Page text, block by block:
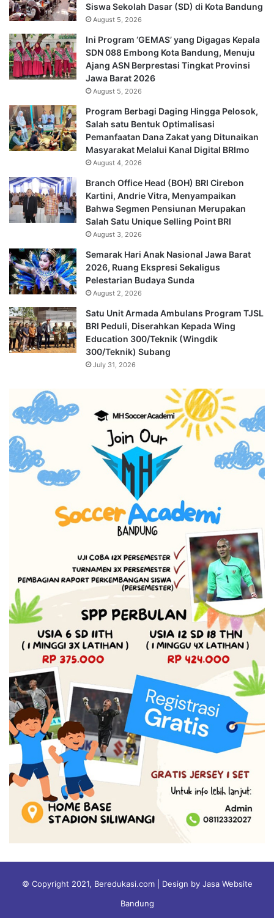
Siswa Sekolah Dasar (SD) di Kota Bandung
August 5, 2026
Ini Program ‘GEMAS’ yang Digagas Kepala
SDN 088 Embong Kota Bandung, Menuju
Ajang ASN Berprestasi Tingkat Provinsi
Jawa Barat 2026
August 5, 2026
Program Berbagi Daging Hingga Pelosok,
Salah satu Bentuk Optimalisasi
Pemanfaatan Dana Zakat yang Ditunaikan
Masyarakat Melalui Kanal Digital BRImo
August 4, 2026
Branch Office Head (BOH) BRI Cirebon
Kartini, Andrie Vitra, Menyampaikan
Bahwa Segmen Pensiunan Merupakan
Salah Satu Unique Selling Point BRI
August 3, 2026
Semarak Hari Anak Nasional Jawa Barat
2026, Ruang Ekspresi Sekaligus
Pelestarian Budaya Sunda
August 2, 2026
Satu Unit Armada Ambulans Program TJSL
BRI Peduli, Diserahkan Kepada Wing
Education 300/Teknik (Wingdik
300/Teknik) Subang
July 31, 2026
© Copyright 2021, Beredukasi.com | Design by Jasa Website
Bandung